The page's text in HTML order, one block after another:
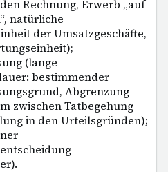
Rechnung, Erwerb „auf
natürliche
der Umsatzgeschäfte,
(lange
bestimmender
Abgrenzung
zwischen Tatbegehung
in den Urteilsgründen);